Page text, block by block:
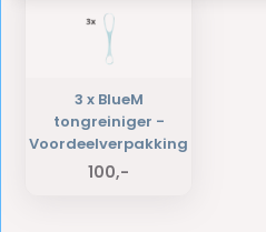
3 x BlueM
tongreiniger -
Voordeelverpakking
100,-